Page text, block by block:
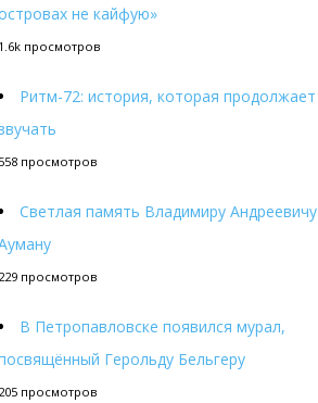
не кайфую»
просмотров
Ритм-72: история, которая продолжает
просмотров
Светлая память Владимиру Андреевичу
просмотров
В Петропавловске появился мурал,
Герольду Бельгеру
просмотров